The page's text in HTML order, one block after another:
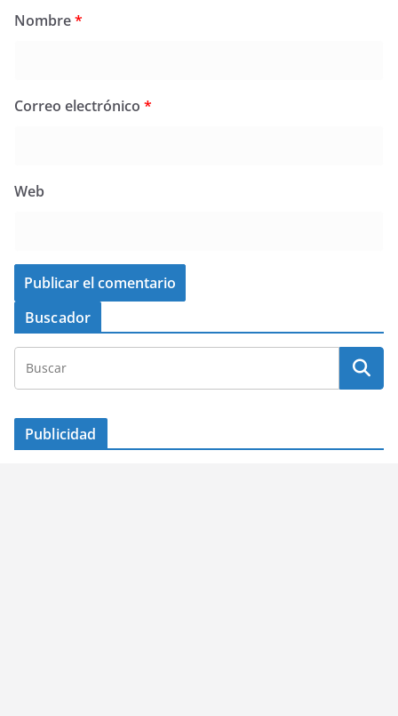
Nombre*
Correo electrónico *
Web
Buscador
Publicidad